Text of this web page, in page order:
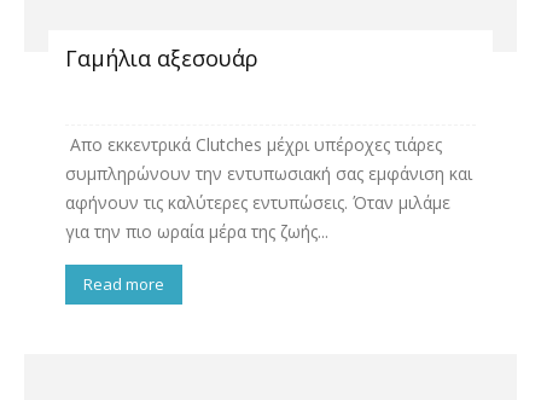
Γαμήλια αξεσουάρ
Απο εκκεντρικά Clutches μέχρι υπέροχες τιάρες
συμπληρώνουν την εντυπωσιακή σας εμφάνιση και
αφήνουν τις καλύτερες εντυπώσεις. Όταν μιλάμε
για την πιο ωραία μέρα της ζωής...
Read more